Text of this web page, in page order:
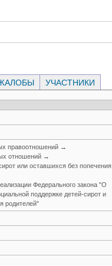
УЧАСТНИКИ
правоотношений →
отношений →
или оставшихся без попечения
Федерального закона "О
поддержке детей-сирот и
родителей"